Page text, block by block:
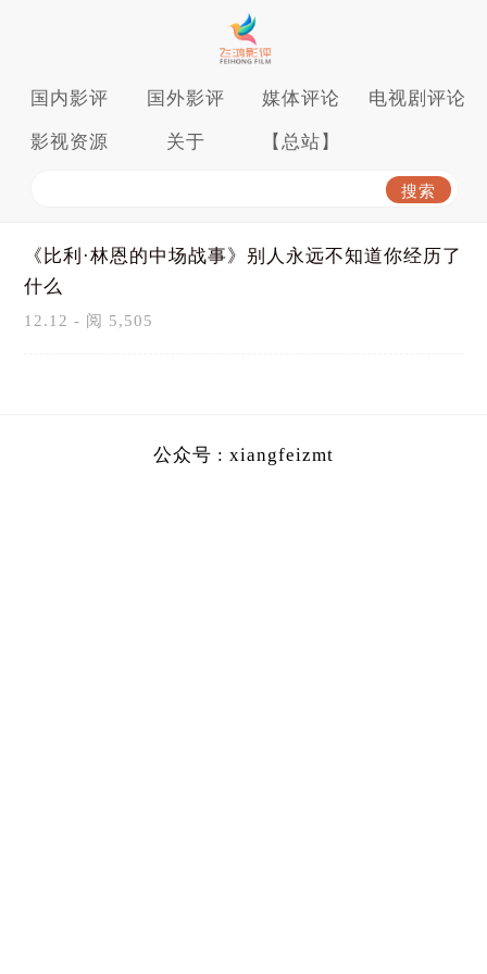
国内影评 国外影评 媒体评论 电视剧评论
影视资源 关于 【总站】
《比利·林恩的中场战事》别人永远不知道你经历了
什么
12.12 - 阅 5,505
公众号 : xiangfeizmt